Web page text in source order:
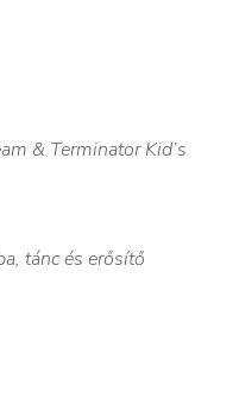
& Terminator Kid’s
tánc és erősítő